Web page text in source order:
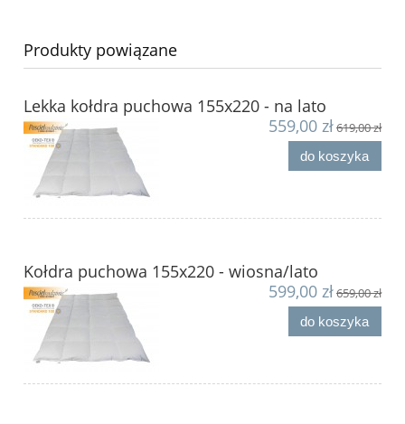
Produkty powiązane
Lekka kołdra puchowa 155x220 - na lato
559,00 zł619,00 zł
do koszyka
Kołdra puchowa 155x220 - wiosna/lato
599,00 zł659,00 zł
do koszyka